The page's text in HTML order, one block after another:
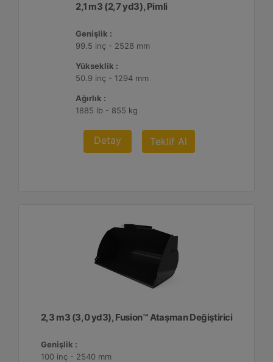
2,1 m3 (2,7 yd3), Pimli
Genişlik :
99.5 inç - 2528 mm
Yükseklik :
50.9 inç - 1294 mm
Ağırlık :
1885 lb - 855 kg
Detay Teklif Al
2,3 m3 (3,0 yd3), Fusion™ Ataşman Değiştirici
Genişlik :
100 inç - 2540 mm